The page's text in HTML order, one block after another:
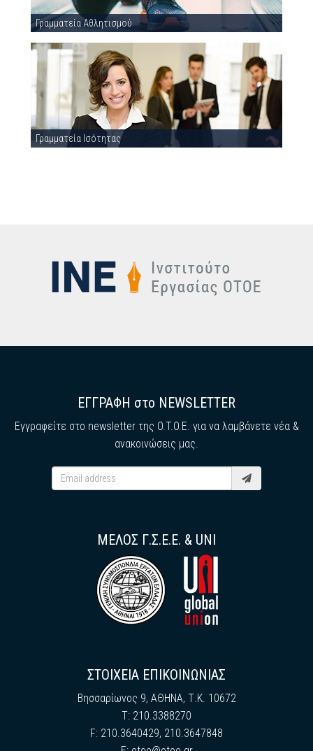
Γραμματεία Αθλητισμού
Γραμματεία Ισότητας
ΕΓΓΡΑΦΗ στο NEWSLETTER
Εγγραφείτε στο newsletter της O.T.O.E. για να λαμβάνετε νέα &
ανακοινώσεις μας.
ΜΕΛΟΣ Γ.Σ.Ε.Ε. & UNI
ΣΤΟΙΧΕΙΑ ΕΠΙΚΟΙΝΩΝΙΑΣ
Βησσαρίωνος 9, ΑΘΗΝΑ, Τ.Κ. 10672
Τ: 210.3388270
F: 210.3640429, 210.3647848